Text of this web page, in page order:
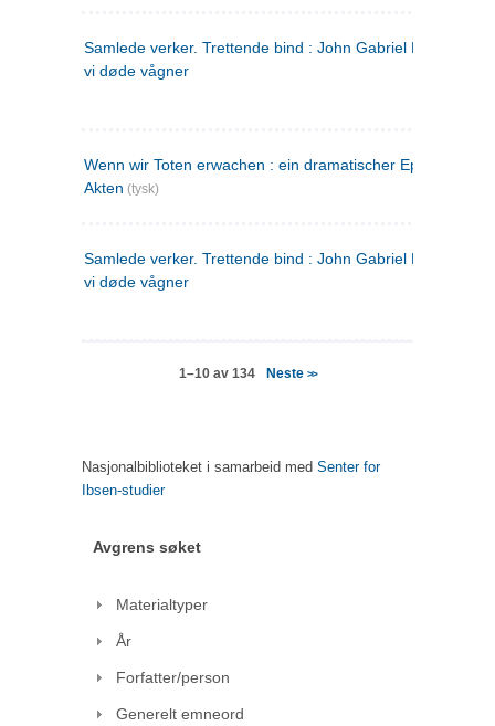
Samlede verker. Trettende bind : John Gabriel Borkman ;
vi døde vågner
Wenn wir Toten erwachen : ein dramatischer Epilog in drei
Akten (tysk)
Samlede verker. Trettende bind : John Gabriel Borkman ;
vi døde vågner
1–10 av 134 Neste >>
Nasjonalbiblioteket i samarbeid med Senter for
Ibsen-studier
Avgrens søket
Materialtyper
År
Forfatter/person
Generelt emneord